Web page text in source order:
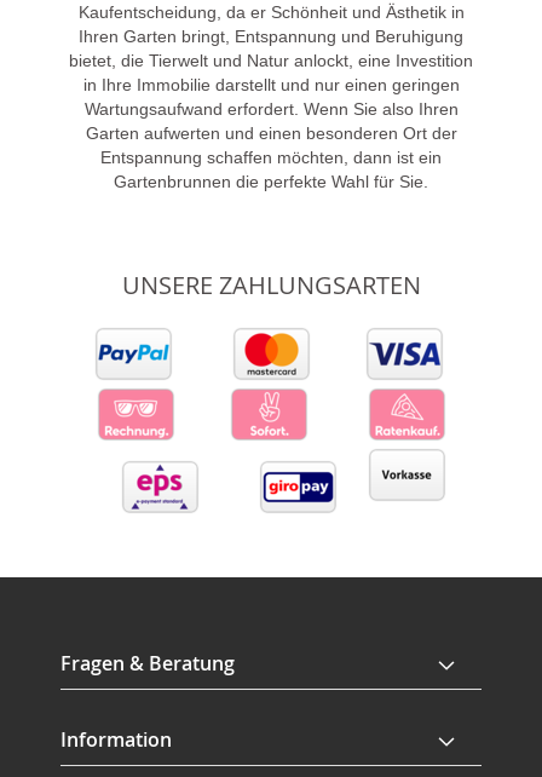
Kaufentscheidung, da er Schönheit und Ästhetik in
Ihren Garten bringt, Entspannung und Beruhigung
bietet, die Tierwelt und Natur anlockt, eine Investition
in Ihre Immobilie darstellt und nur einen geringen
Wartungsaufwand erfordert. Wenn Sie also Ihren
Garten aufwerten und einen besonderen Ort der
Entspannung schaffen möchten, dann ist ein
Gartenbrunnen die perfekte Wahl für Sie.
UNSERE ZAHLUNGSARTEN
Fragen & Beratung
Information